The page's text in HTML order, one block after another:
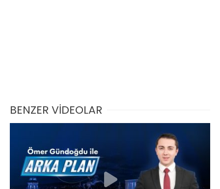
BENZER VİDEOLAR